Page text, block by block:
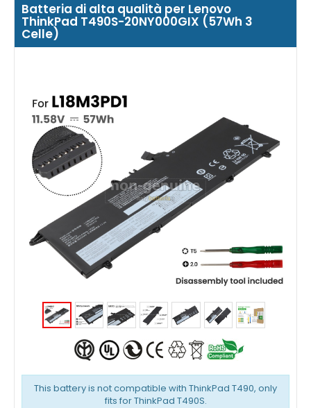
Batteria di alta qualità per Lenovo
ThinkPad T490S-20NY000GIX (57Wh 3
Celle)
This battery is not compatible with ThinkPad T490, only
fits for ThinkPad T490S.